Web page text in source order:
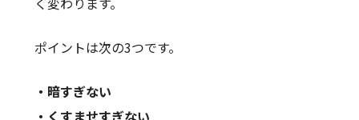
ポイントは次の3つです。
・暗すぎない
・くすませすぎない